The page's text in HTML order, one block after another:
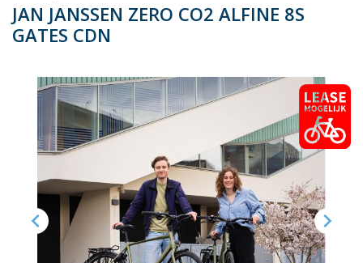
JAN JANSSEN ZERO CO2 ALFINE 8S
GATES CDN
 